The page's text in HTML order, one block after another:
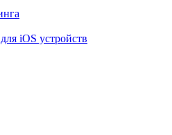
iOS устройств